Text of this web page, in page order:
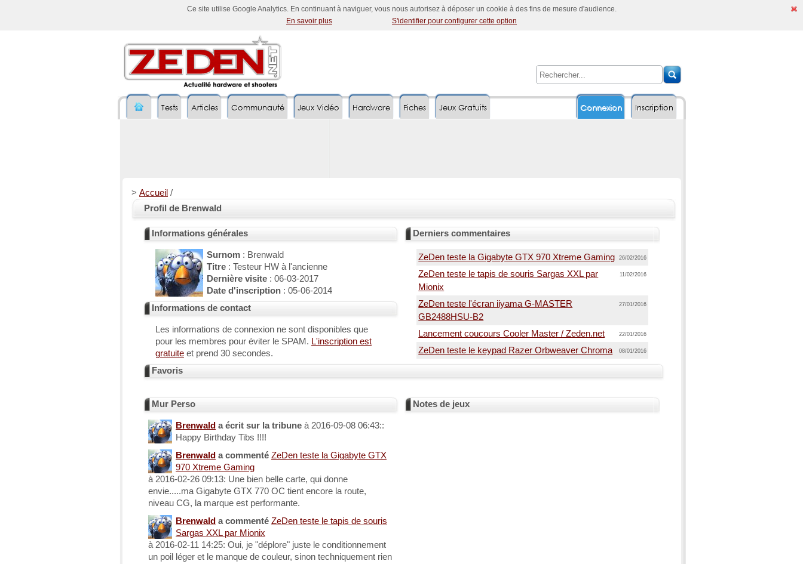
Ce site utilise Google Analytics. En continuant à naviguer, vous nous autorisez à déposer un cookie à des fins de mesure d'audience.
En savoir plus
S'identifier pour configurer cette option
Inscription
Tests Articles Communauté Jeux Vidéo Hardware Fiches Connexion
Jeux Gratuits
> Accueil /
Profil de Brenwald
Informations générales
Surnom : Brenwald
Titre : Testeur HW à l'ancienne
Dernière visite : 06-03-2017
Date d'inscription : 05-06-2014
Informations de contact
Les informations de connexion ne sont disponibles que
pour les membres pour éviter le SPAM. L'inscription est
gratuite et prend 30 secondes.
Derniers commentaires
26/02/2016
ZeDen teste la Gigabyte GTX 970 Xtreme Gaming
11/02/2016
ZeDen teste le tapis de souris Sargas XXL par
Mionix
27/01/2016
ZeDen teste l'écran iiyama G-MASTER
GB2488HSU-B2
22/01/2016
Lancement coucours Cooler Master / Zeden.net
08/01/2016
ZeDen teste le keypad Razer Orbweaver Chroma
Favoris
Mur Perso
Brenwald a écrit sur la tribune à 2016-09-08 06:43::
Happy Birthday Tibs !!!!
Brenwald a commenté ZeDen teste la Gigabyte GTX
970 Xtreme Gaming
à 2016-02-26 09:13: Une bien belle carte, qui donne
envie.....ma Gigabyte GTX 770 OC tient encore la route,
niveau CG, la marque est performante.
Brenwald a commenté ZeDen teste le tapis de souris
Sargas XXL par Mionix
à 2016-02-11 14:25: Oui, je "déplore" juste le conditionnement
un poil léger et le manque de couleur, sinon techniquement rien
Notes de jeux